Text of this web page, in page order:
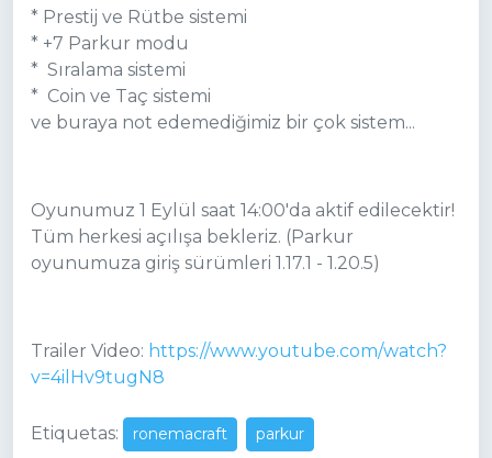
* Prestij ve Rütbe sistemi
* +7 Parkur modu
* Sıralama sistemi
* Coin ve Taç sistemi
ve buraya not edemediğimiz bir çok sistem...
Oyunumuz 1 Eylül saat 14:00'da aktif edilecektir!
Tüm herkesi açılışa bekleriz. (Parkur
oyunumuza giriş sürümleri 1.17.1 - 1.20.5)
Trailer Video: https://www.youtube.com/watch?
v=4ilHv9tugN8
Etiquetas: ronemacraft parkur